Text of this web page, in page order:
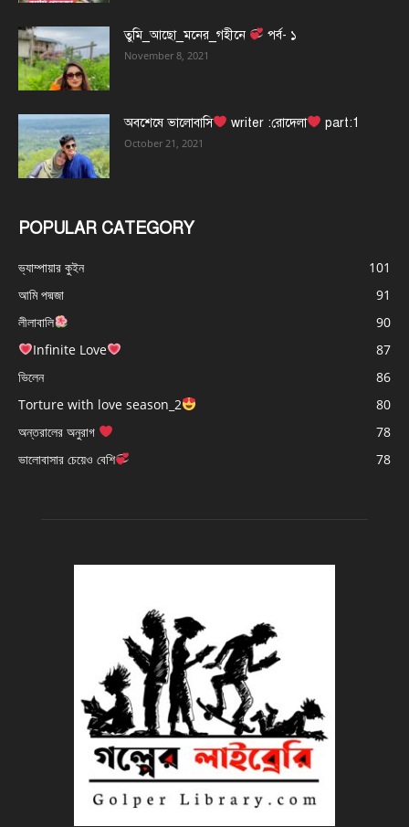
তুমি_আছো_মনের_গহীনে পর্ব- ১
November 8, 2021
অবশেষে ভালোবাসি writer :রোদেলা part:1
October 21, 2021
POPULAR CATEGORY
ভ্যাম্পায়ার কুইন
101
আমি পদ্মজা
91
লীলাবালি
90
Infinite Love
87
ভিলেন
86
Torture with love season_2
80
অন্তরালের অনুরাগ
78
ভালোবাসার চেয়েও বেশি
78